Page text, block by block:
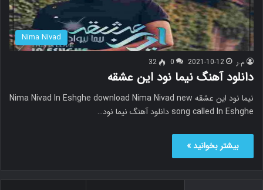
Nima Nivad
م.ر 2021-10-12
0
32
دانلود آهنگ نیما نود این عشقه
نیما نود این عشقه Nima Nivad In Eshghe download Nima Nivad new
song called In Eshghe دانلود آهنگ نیما نود…
بیشتر بخوانید »